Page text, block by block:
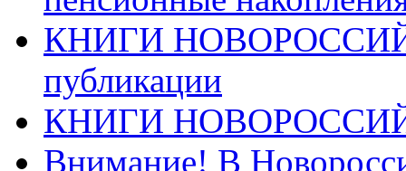
КНИГИ
публикации
КНИГИ
Внимание! В